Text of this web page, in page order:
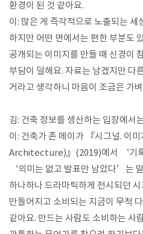
환경이 된 것 같아요.
이: 많은 게 즉각적으로 노출되는 세
하지만 어떤 면에서는 편한 부분도
공개되는 이미지를 만들 때 신경이
부담이 덜해요. 자료는 남겠지만 다
거라고 생각하니 마음이 조금은 가
김: 건축 정보를 생산하는 입장에서
이: 건축가 존 메이가 『시그널. 이
Architecture)』(2019)에서 ‘기
‘의미는 없고 발표만 남았다’는
하나하나 드라마틱하게 전시되던
만들어지고 소비되는 지금이 무척
같아요. 만드는 사람도 소비하는 사